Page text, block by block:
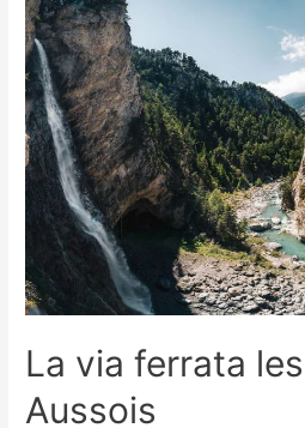
de
la
Roche
à
l’Agathe
à
Thônes
La via ferrata
Aussois